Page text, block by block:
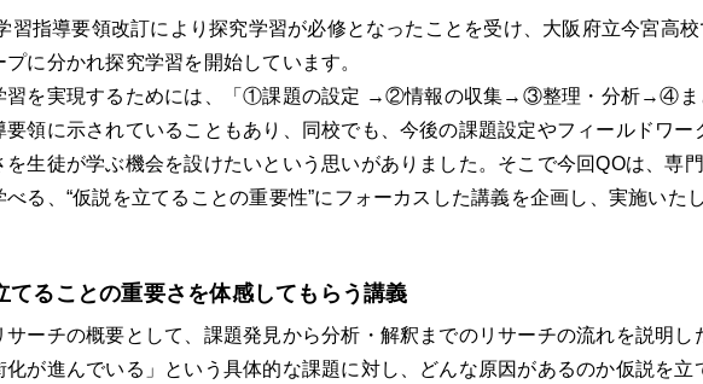
習指導要領改訂により探究学習が必修となったことを受け、大阪府立今宮高
に分かれ探究学習を開始しています。
習を実現するためには、「①課題の設定 →②情報の収集→③整理・分析→④ま
要領に示されていることもあり、同校でも、今後の課題設定やフィールドワ
を生徒が学ぶ機会を設けたいという思いがありました。そこで今回QOは、専
べる、“仮説を立てることの重要性”にフォーカスした講義を企画し、実施いた
てることの重要さを体感してもらう講義
サーチの概要として、課題発見から分析・解釈までのリサーチの流れを説明
化が進んでいる」という具体的な課題に対し、どんな原因があるのか仮説を